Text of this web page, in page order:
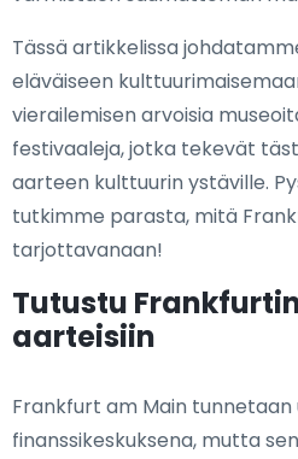
Tässä artikkelissa
eläväiseen
vierailemisen arvoisia
festivaaleja, jotka tekevät
aarteen kulttuurin ystäville.
tutkimme parasta, mitä
tarjottavanaan!
Tutustu
aarteisiin
Frankfurt am Main tunnetaan
finanssikeskuksena, mutta